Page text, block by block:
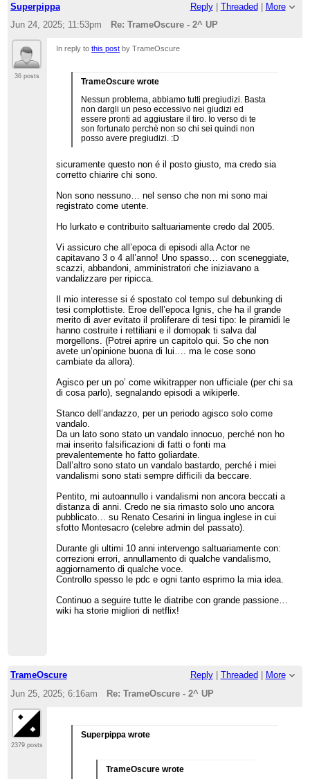
Superpippa Reply| Threaded | More
Jun 24, 2025; 11:53pm
Re: TrameOscure - 2^ UP
36 posts
In reply tothis post by TrameOscure
TrameOscure wrote
Nessun problema, abbiamo tutti pregiudizi. Basta
non dargli un peso eccessivo nei giudizi ed
essere pronti ad aggiustare il tiro. Io verso di te
son fortunato perchè non so chi sei quindi non
posso avere pregiudizi. :D
sicuramente questo non é il posto giusto, ma credo sia
corretto chiarire chi sono.
Non sono nessuno… nel senso che non mi sono mai
registrato come utente.
Ho lurkato e contribuito saltuariamente credo dal 2005.
Vi assicuro che all’epoca di episodi alla Actor ne
capitavano 3 o 4 all’anno! Uno spasso… con sceneggiate,
scazzi, abbandoni, amministratori che iniziavano a
vandalizzare per ripicca.
Il mio interesse si é spostato col tempo sul debunking di
tesi complottiste. Eroe dell’epoca Ignis, che ha il grande
merito di aver evitato il proliferare di tesi tipo: le piramidi le
hanno costruite i rettiliani e il domopak ti salva dal
morgellons. (Potrei aprire un capitolo qui. So che non
avete un’opinione buona di lui…. ma le cose sono
cambiate da allora).
Agisco per un po’ come wikitrapper non ufficiale (per chi sa
di cosa parlo), segnalando episodi a wikiperle.
Stanco dell’andazzo, per un periodo agisco solo come
vandalo.
Da un lato sono stato un vandalo innocuo, perché non ho
mai inserito falsificazioni di fatti o fonti ma
prevalentemente ho fatto goliardate.
Dall’altro sono stato un vandalo bastardo, perché i miei
vandalismi sono stati sempre difficili da beccare.
Pentito, mi autoannullo i vandalismi non ancora beccati a
distanza di anni. Credo ne sia rimasto solo uno ancora
pubblicato… su Renato Cesarini in lingua inglese in cui
sfotto Montesacro (celebre admin del passato).
Durante gli ultimi 10 anni intervengo saltuariamente con:
correzioni errori, annullamento di qualche vandalismo,
aggiornamento di qualche voce.
Controllo spesso le pdc e ogni tanto esprimo la mia idea.
Continuo a seguire tutte le diatribe con grande passione…
wiki ha storie migliori di netflix!
TrameOscure Reply| Threaded
More
Jun 25, 2025; 6:16am
Re: TrameOscure - 2^ UP
2379 posts
Superpippa wrote
TrameOscure wrote